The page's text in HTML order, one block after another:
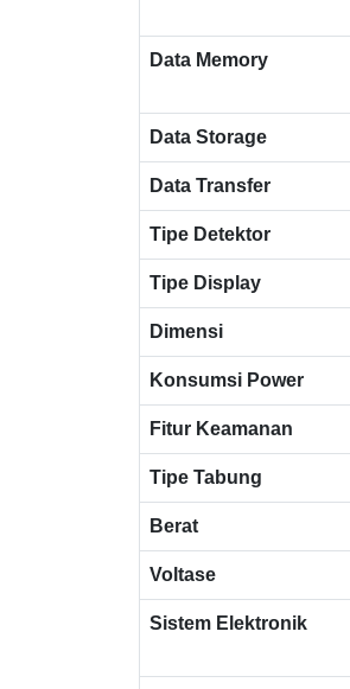
Data Memory
Data Storage
Data Transfer
Tipe Detektor
Tipe Display
Dimensi
Konsumsi Power
Fitur Keamanan
Tipe Tabung
Berat
Voltase
Sistem Elektronik